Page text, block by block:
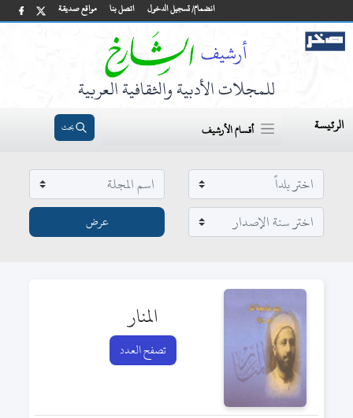
مواقع صديقة اتصل بنا انضمام/ تسجيل الدخول
للمجلات الأدبية والثقافية العربية
الرئيسة أقسام الأرشيف بحث
المنار
تصفح العدد